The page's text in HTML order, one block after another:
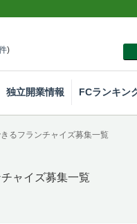
)
独立開業情報 FCランキン
るフランチャイズ募集一覧
ャイズ募集一覧